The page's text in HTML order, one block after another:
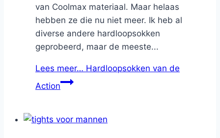
van Coolmax materiaal. Maar helaas
hebben ze die nu niet meer. Ik heb al
diverse andere hardloopsokken
geprobeerd, maar de meeste...
Lees meer… Hardloopsokken van de
Action